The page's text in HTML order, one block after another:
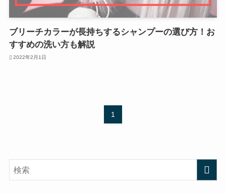
ブリーチカラーが長持ちするシャンプーの選び方！お
すすめの洗い方も解説
2022年2月1日
1